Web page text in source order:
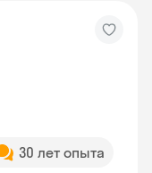
30 лет опыта